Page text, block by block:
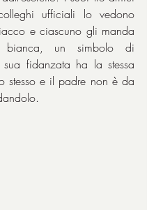
ufficiali lo vedono
e ciascuno gli manda
bianca, un simbolo di
fidanzata ha la stessa
stesso e il padre non è da